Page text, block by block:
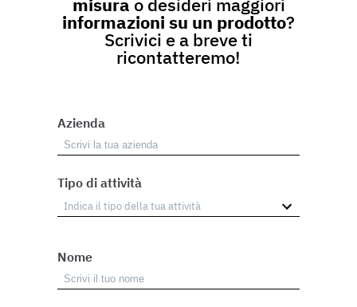
informazioni su un prodotto?
Scrivici e a breve ti
ricontatteremo!
Azienda
Tipo di attività
Nome